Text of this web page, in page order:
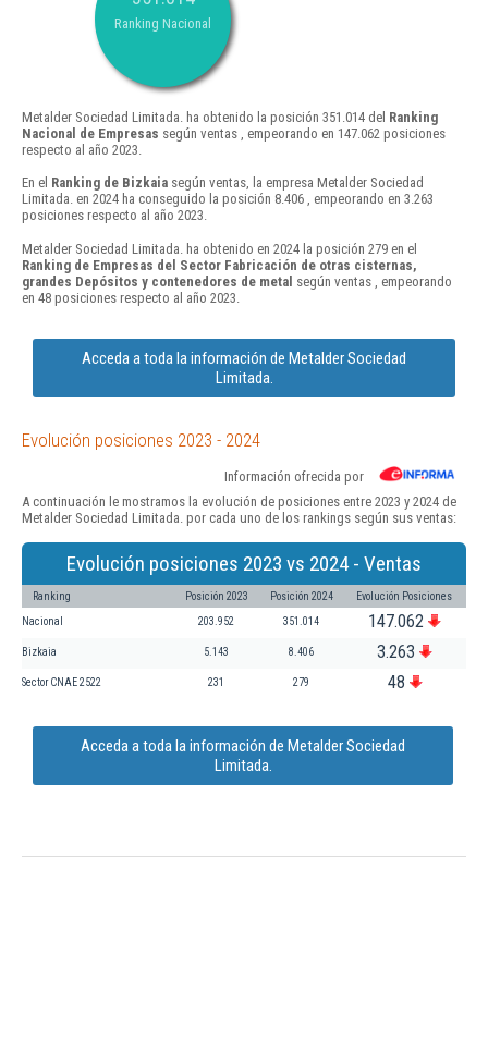
Ranking Nacional
Metalder Sociedad Limitada. ha obtenido la posición 351.014 del Ranking
Nacional de Empresas según ventas , empeorando en 147.062 posiciones
respecto al año 2023.
En el Ranking de Bizkaia según ventas, la empresa Metalder Sociedad
Limitada. en 2024 ha conseguido la posición 8.406 , empeorando en 3.263
posiciones respecto al año 2023.
Metalder Sociedad Limitada. ha obtenido en 2024 la posición 279 en el
Ranking de Empresas del Sector Fabricación de otras cisternas,
grandes Depósitos y contenedores de metal según ventas , empeorando
en 48 posiciones respecto al año 2023.
Acceda a toda la información de Metalder Sociedad
Limitada.
Evolución posiciones 2023 - 2024
Información ofrecida por
A continuación le mostramos la evolución de posiciones entre 2023 y 2024 de
Metalder Sociedad Limitada. por cada uno de los rankings según sus ventas:
Evolución posiciones 2023 vs 2024 - Ventas
Ranking Posición 2023 Posición 2024 Evolución Posiciones
Nacional 203.952 351.014 147.062
Bizkaia 5.143 8.406 3.263
Sector CNAE 2522 231 279 48
Acceda a toda la información de Metalder Sociedad
Limitada.